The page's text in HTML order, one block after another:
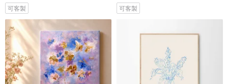
可客製 可客製